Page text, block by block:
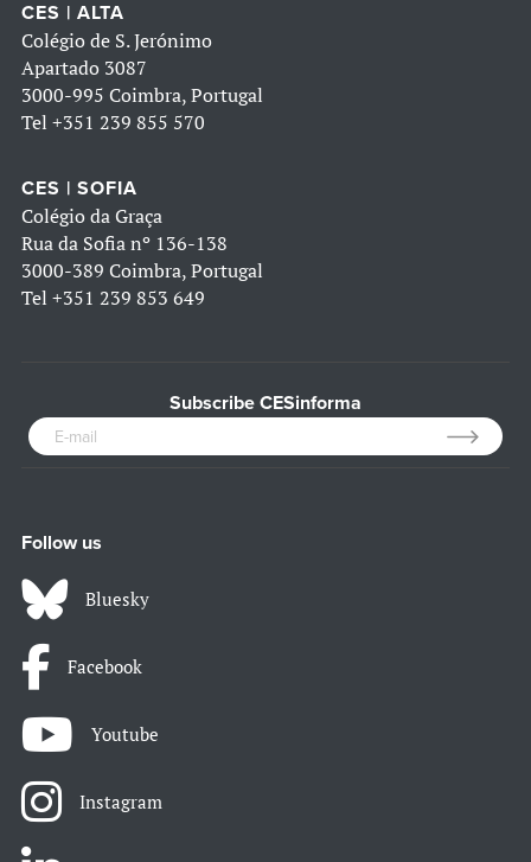
CES | ALTA
Colégio de S. Jerónimo
Apartado 3087
3000-995 Coimbra, Portugal
Tel +351 239 855 570
CES | SOFIA
Colégio da Graça
Rua da Sofia nº 136-138
3000-389 Coimbra, Portugal
Tel +351 239 853 649
Subscribe CESinforma
Follow us
Bluesky
Facebook
Youtube
Instagram